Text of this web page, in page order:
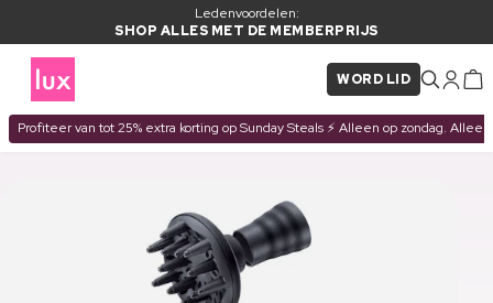
Ledenvoordelen:
SHOP ALLES MET DE MEMBERPRIJS
WORD LID
Profiteer van tot 25% extra korting op Sunday Steals ⚡ Alleen op zondag.